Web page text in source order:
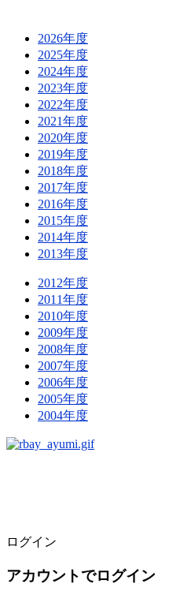
2026年度
2025年度
2024年度
2023年度
2022年度
2021年度
2020年度
2019年度
2018年度
2017年度
2016年度
2015年度
2014年度
2013年度
2012年度
2011年度
2010年度
2009年度
2008年度
2007年度
2006年度
2005年度
2004年度
ログイン
アカウントでログイン